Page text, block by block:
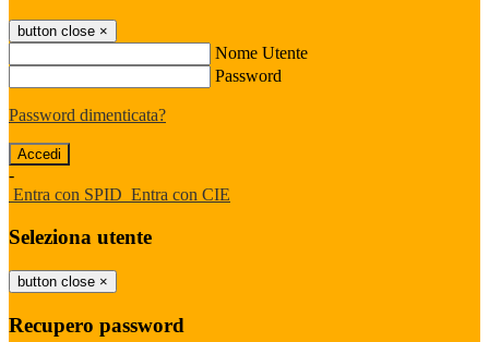
button close ×
Nome Utente
Password
Password dimenticata?
-
Entra con SPID Entra con CIE
Seleziona utente
button close ×
Recupero password